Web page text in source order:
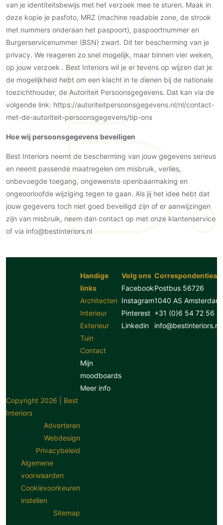
van je identiteitsbewijs met het verzoek mee te sturen. Maak in
deze kopie je pasfoto, MRZ (machine readable zone, de strook
met nummers onderaan het paspoort), paspoortnummer en
Burgerservicenummer (BSN) zwart. Dit ter bescherming van je
privacy. We reageren zo snel mogelijk, maar binnen vier weken,
op jouw verzoek . Best Interiors wil je er tevens op wijzen dat je
de mogelijkheid hebt om een klacht in te dienen bij de nationale
toezichthouder, de Autoriteit Persoonsgegevens. Dat kan via de
volgende link: https://autoriteitpersoonsgegevens.nl/nl/contact-
met-de-autoriteit-persoonsgegevens/tip-ons
Hoe wij persoonsgegevens beveiligen
Best Interiors neemt de bescherming van jouw gegevens serieus
en neemt passende maatregelen om misbruik, verlies,
onbevoegde toegang, ongewenste openbaarmaking en
ongeoorloofde wijziging tegen te gaan. Als jij het idee hebt dat
jouw gegevens toch niet goed beveiligd zijn of er aanwijzingen
zijn van misbruik, neem dan contact op met onze klantenservice
of via info@bestinteriors.nl
Handige
links
Architecten
Interieur
Exterieur
Tuin
Contact
Mijn
moodboards
Meer info
Volg ons
Facebook
Instagram
Pinterest
Linkedin
Postbus 56726
1040 AS Amsterdam
+31 (0)6 54 72 56
info@bestinteriors.nl
Copyright 2026 | Best
Interiors
Adverteren
Webdesign
Privacybeleid
Algemene
voorwaarden
Cookievoorkeuren
instellen
Sitemap